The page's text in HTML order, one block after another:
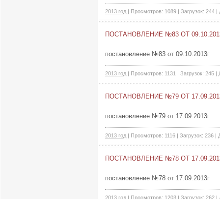
2013 год | Просмотров: 1089 | Загрузок: 244
ПОСТАНОВЛЕНИЕ №83 ОТ
постановление №83 от 09.10.2013г
2013 год | Просмотров: 1131 | Загрузок: 245
ПОСТАНОВЛЕНИЕ №79 ОТ
постановление №79 от 17.09.2013г
2013 год | Просмотров: 1116 | Загрузок: 236 |
ПОСТАНОВЛЕНИЕ №78 ОТ
постановление №78 от 17.09.2013г
2013 год | Просмотров: 1203 | Загрузок: 262